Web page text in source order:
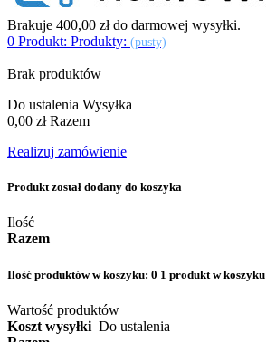
Brakuje 400,00 złdo darmowej wysyłki.
0 Produkt: Produkty: (pusty)
Brak produktów
Do ustalenia Wysyłka
0,00 zł Razem
Realizuj zamówienie
Produkt został dodany do koszyka
Ilość
Razem
Ilość produktów w koszyku: 0 1 produkt w koszyku
Wartość produktów
Koszt wysyłki Do ustalenia